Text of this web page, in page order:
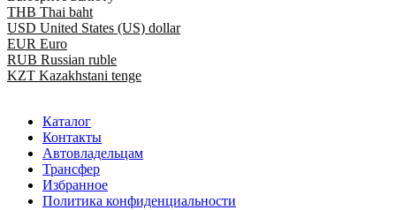
THB Thai baht
USD United States (US) dollar
EUR Euro
RUB Russian ruble
KZT Kazakhstani tenge
Каталог
Контакты
Автовладельцам
Трансфер
Избранное
Политика конфиденциальности